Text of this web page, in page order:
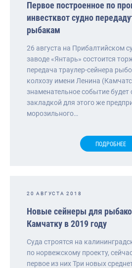
Первое построенное по
инвестквот судно
рыбакам
26 августа на Прибалтийском
заводе «Янтарь» состоится
передача траулер-сейнера
колхозу имени Ленина
знаменательное событие
закладкой для этого же
морозильного…
ПОДРОБНЕЕ
20 АВГУСТА 2018
Новые сейнеры для
Камчатку в 2019 году
Суда строятся на
по норвежскому проекту,
первое из них Три новых